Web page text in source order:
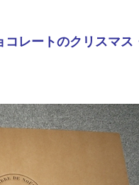
レートのクリスマス